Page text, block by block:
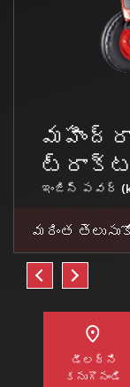
మహీంద్రా
ఇంజిన్ పవర్
మరింత
డీలర్ని
కనుగొనండి